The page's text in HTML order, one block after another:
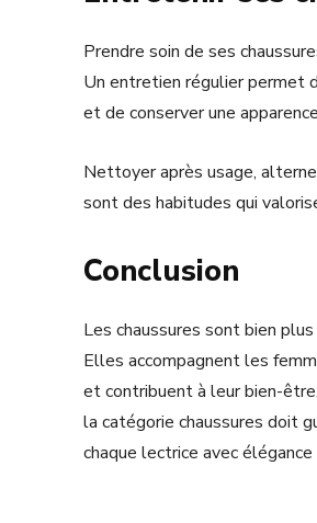
Prendre soin de ses
Un entretien régulier permet
et de conserver une
Nettoyer après usage,
sont des habitudes qui
Conclusion
Les chaussures sont bien plus
Elles accompagnent les
et contribuent à leur bien-
la catégorie chaussures doit
chaque lectrice avec